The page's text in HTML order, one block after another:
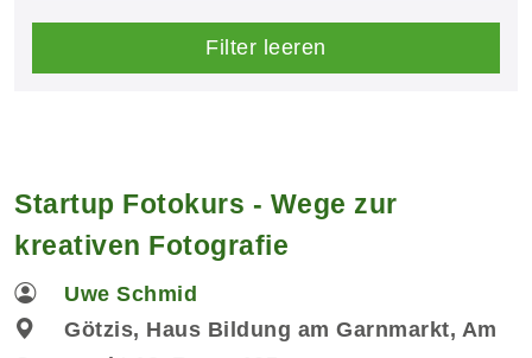
Filter leeren
Startup Fotokurs - Wege zur
kreativen Fotografie
Uwe Schmid
Götzis, Haus Bildung am Garnmarkt, Am